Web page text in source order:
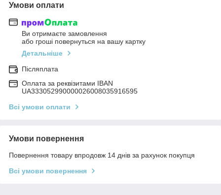
Умови оплати
Ви отримаєте замовлення
або гроші повернуться на вашу картку
Детальніше
Післяплата
Оплата за реквізитами IBAN
UA333052990000026008035916595
Всі умови оплати
Умови повернення
Повернення товару впродовж 14 днів за рахунок покупця
Всі умови повернення